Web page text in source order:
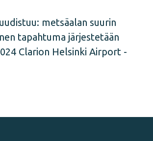
metsäalan suurin
tapahtuma järjestetään
Clarion Helsinki Airport -